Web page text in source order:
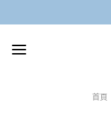
to
content
首頁